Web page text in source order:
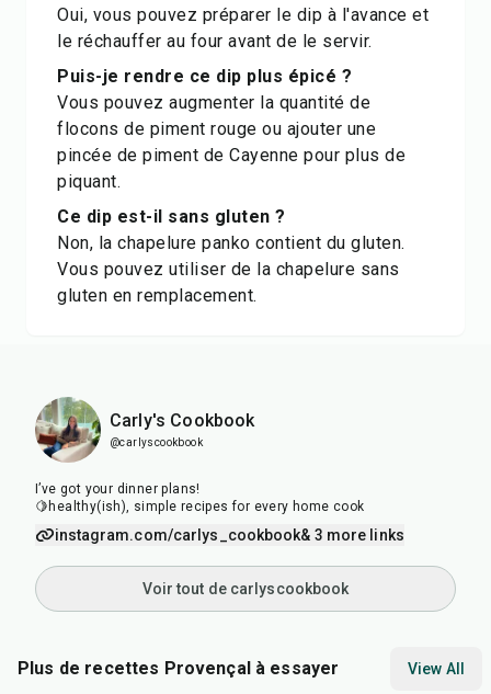
Oui, vous pouvez préparer le dip à l'avance et
le réchauffer au four avant de le servir.
Puis-je rendre ce dip plus épicé ?
Vous pouvez augmenter la quantité de
flocons de piment rouge ou ajouter une
pincée de piment de Cayenne pour plus de
piquant.
Ce dip est-il sans gluten ?
Non, la chapelure panko contient du gluten.
Vous pouvez utiliser de la chapelure sans
gluten en remplacement.
Carly's Cookbook
@carlyscookbook
I’ve got your dinner plans!
🍋healthy(ish), simple recipes for every home cook
instagram.com/carlys_cookbook& 3 more links
Voir tout de carlyscookbook
Plus de recettes Provençal à essayer View All